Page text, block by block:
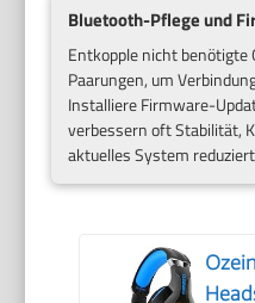
Bluetooth-Pflege und
Entkopple nicht benötigte
Paarungen, um
Installiere Firmware-
verbessern oft Stabilität,
aktuelles System